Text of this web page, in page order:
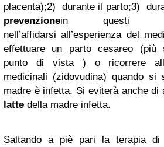
placenta);2) durante il parto;3)
prevenzionein questi
nell’affidarsi all’esperienza del
effettuare un parto cesareo (più
punto di vista ) o ricorrere
medicinali (zidovudina) quando
madre è infetta. Si eviterà anche di
latte della madre infetta.
Saltando a piè pari la terapia di